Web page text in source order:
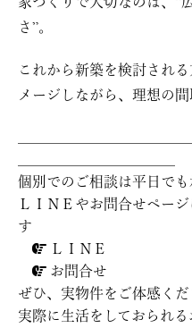
さ”。
これから新築を検討され
メージしながら、理想の
個別でのご相談は平日でも
ＬＩＮＥやお問合せペー
す
 ＬＩＮＥ
 お問合せ
ぜひ、実物件をご体感くだ
実際に生活をしておられ